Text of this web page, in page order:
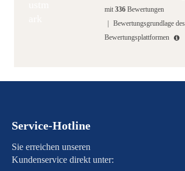
mit 336 Bewertungen
| Bewertungsgrundlage
Bewertungsplattformen
Service-Hotline
Sie erreichen unseren
Kundenservice direkt unter: